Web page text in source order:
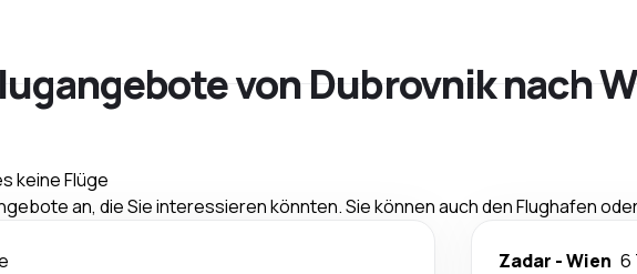
von Dubrovnik nach
keine Flüge
an, die Sie interessieren könnten. Sie können auch den Flughafen
Zadar -Wien 6